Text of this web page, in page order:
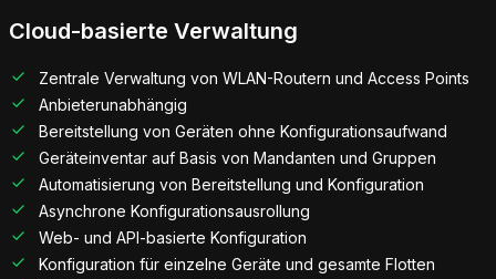
Cloud-basierte Verwaltung
Zentrale Verwaltung von WLAN-Routern und Access Points
Anbieterunabhängig
Bereitstellung von Geräten ohne Konfigurationsaufwand
Geräteinventar auf Basis von Mandanten und Gruppen
Automatisierung von Bereitstellung und Konfiguration
Asynchrone Konfigurationsausrollung
Web- und API-basierte Konfiguration
Konfiguration für einzelne Geräte und gesamte Flotten